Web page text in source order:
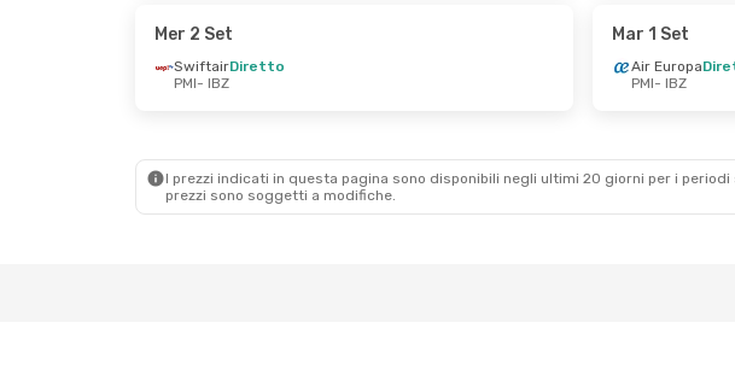
- Lun 28 Set
Mer 2 Set
SwiftairDiretto
PMI- IBZ
Mar 1 Set
Air Europa
PMI- IBZ
I prezzi indicati in questa pagina sono disponibili negli ultimi 20 giorni per i
prezzi sono soggetti a modifiche.